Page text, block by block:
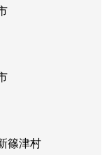
篠津村